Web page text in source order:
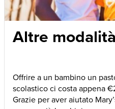
Altre
Offrire a un bambino un
scolastico ci costa appena
Grazie per aver aiutato